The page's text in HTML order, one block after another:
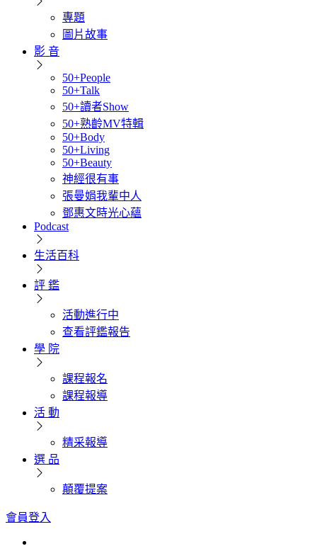
專題
圖片故事
影 音
50+People
50+Talk
50+讀者Show
50+熟齡MV特輯
50+Body
50+Living
50+Beauty
神經很有事
張曼娟我輩中人
鄧惠文時光心蘊
Podcast
生活百科
評 鑑
活動進行中
查看評鑑報告
學 院
課程報名
課程報導
活 動
精采報導
選 品
顛覆提案
會員登入